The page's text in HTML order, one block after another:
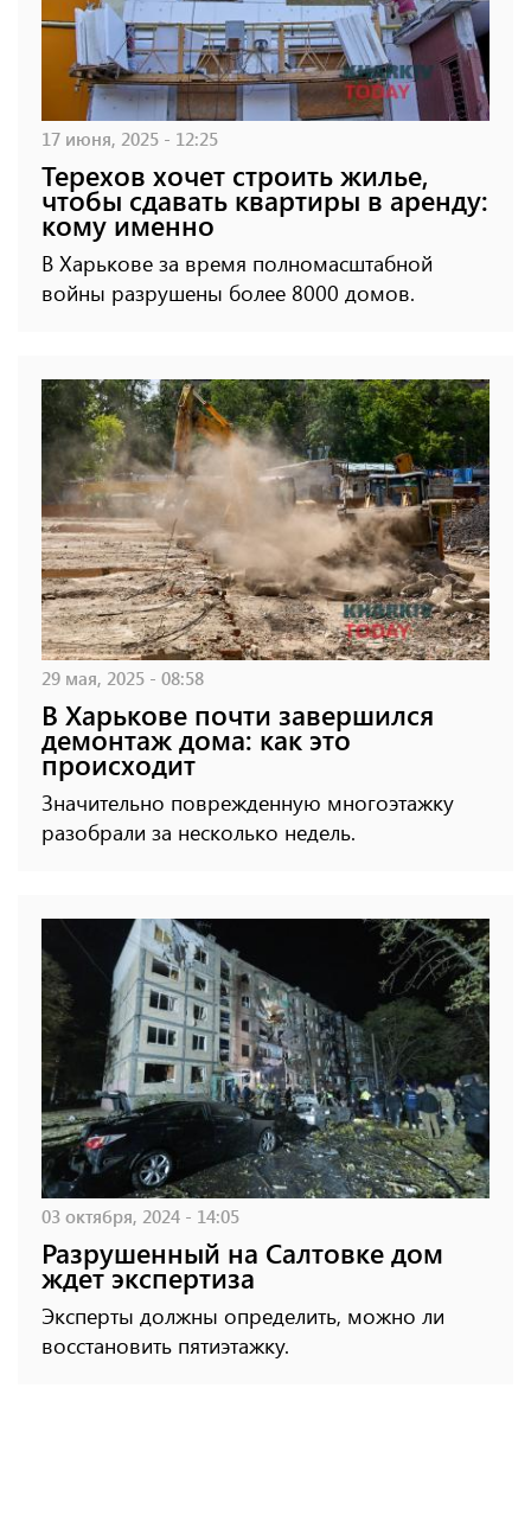
17 июня, 2025 - 12:25
Терехов хочет строить жилье,
чтобы сдавать квартиры в аренду:
кому именно
В Харькове за время полномасштабной
войны разрушены более 8000 домов.
29 мая, 2025 - 08:58
В Харькове почти завершился
демонтаж дома: как это
происходит
Значительно поврежденную многоэтажку
разобрали за несколько недель.
03 октября, 2024 - 14:05
Разрушенный на Салтовке дом
ждет экспертиза
Эксперты должны определить, можно ли
восстановить пятиэтажку.